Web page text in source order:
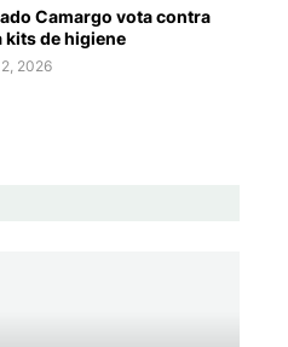
Camargo vota contra
kits de higiene
2026